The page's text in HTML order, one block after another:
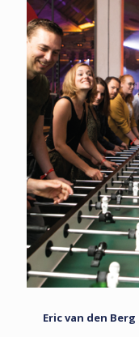
Eric van den